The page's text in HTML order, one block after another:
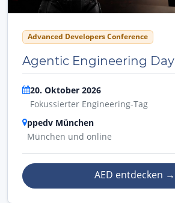
Advanced Developers Conference
Agentic Engineering Day
20. Oktober 2026
Fokussierter Engineering-Tag
ppedv München
München und online
AED entdecken →